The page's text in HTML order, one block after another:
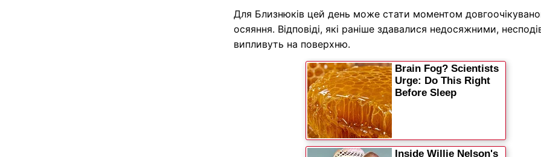
Для Близнюків цей день може стати моментом
осяяння. Відповіді, які раніше здавалися недосяжними,
випливуть на поверхню.